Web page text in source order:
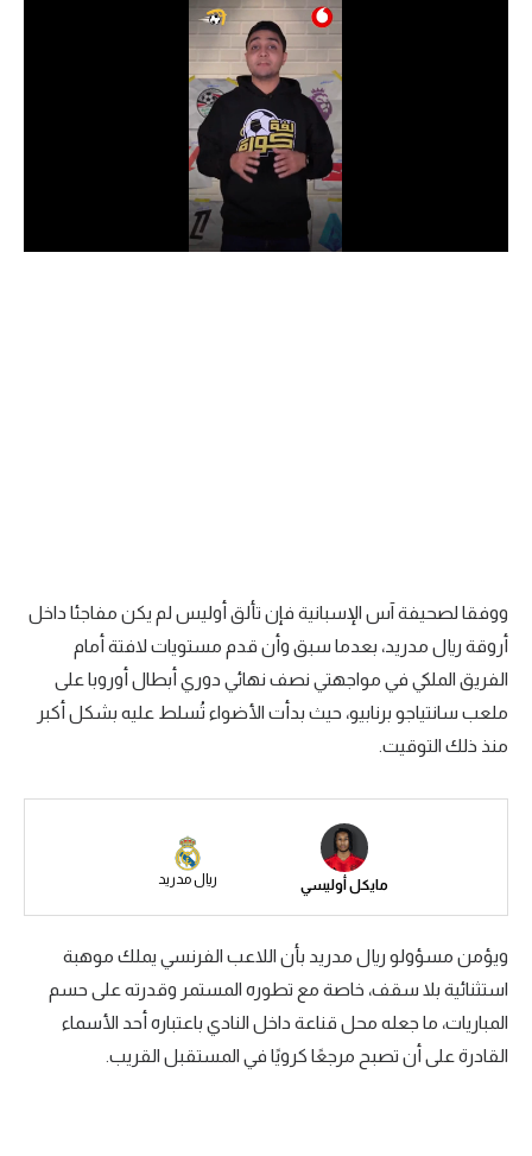
الدوري السعودي للمحترفين
دوري أبطال إفريقيا
الدوري الإنجليزي
الدوري الإسباني
دوري أبطال أوروبا
كرة السلة الأمريكية
كرة سلة
كرة طائرة
ووفقا لصحيفة آس الإسبانية فإن تألق أوليس لم يكن مفاجئا داخل
أروقة ريال مدريد، بعدما سبق وأن قدم مستويات لافتة أمام
الفريق الملكي في مواجهتي نصف نهائي دوري أبطال أوروبا على
ملعب سانتياجو برنابيو، حيث بدأت الأضواء تُسلط عليه بشكل أكبر
منذ ذلك التوقيت.
مايكل أوليسي ريال مدريد
ويؤمن مسؤولو ريال مدريد بأن اللاعب الفرنسي يملك موهبة
استثنائية بلا سقف، خاصة مع تطوره المستمر وقدرته على حسم
المباريات، ما جعله محل قناعة داخل النادي باعتباره أحد الأسماء
القادرة على أن تصبح مرجعًا كرويًا في المستقبل القريب.